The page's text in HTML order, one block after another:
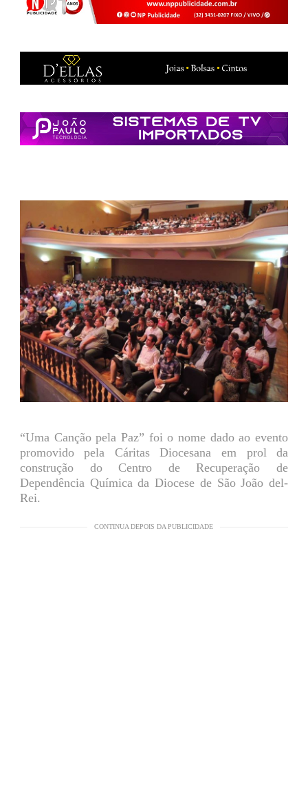
“Uma Canção pela Paz” foi o nome dado ao evento
promovido pela Cáritas Diocesana em prol da
construção do Centro de Recuperação de
Dependência Química da Diocese de São João del-
Rei.
CONTINUA DEPOIS DA PUBLICIDADE